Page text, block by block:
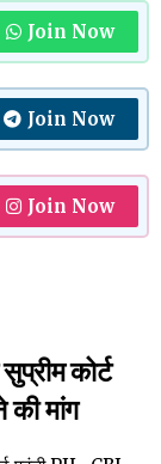
Join Now
Join Now
Join Now
कोर्ट
की मांग